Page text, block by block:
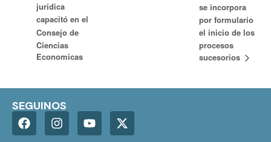
jurídica
capacitó en el
Consejo de
Ciencias
Economicas
se incorpora
por formulario
el inicio de los
procesos
sucesorios
SEGUINOS